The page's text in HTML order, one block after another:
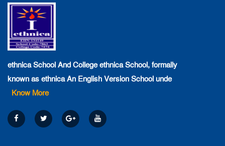
||Published: March 16, 2024
Admission-2024, Pre- Form is available
||Published: October 22, 2023
ethnica School And College ethnica School, formally
known as ethnica An English Version School unde
Know More